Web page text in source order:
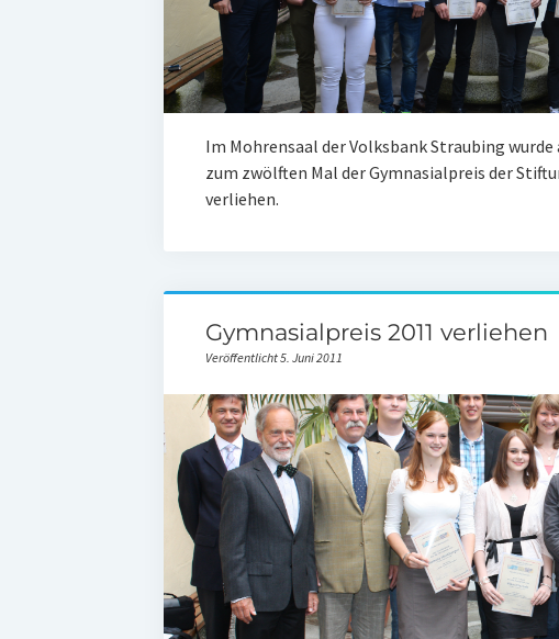
Im Mohrensaal der Volksbank Straubing wurde
zum zwölften Mal der Gymnasialpreis der
verliehen.
Gymnasialpreis 2011 verliehen
Veröffentlicht 5. Juni 2011